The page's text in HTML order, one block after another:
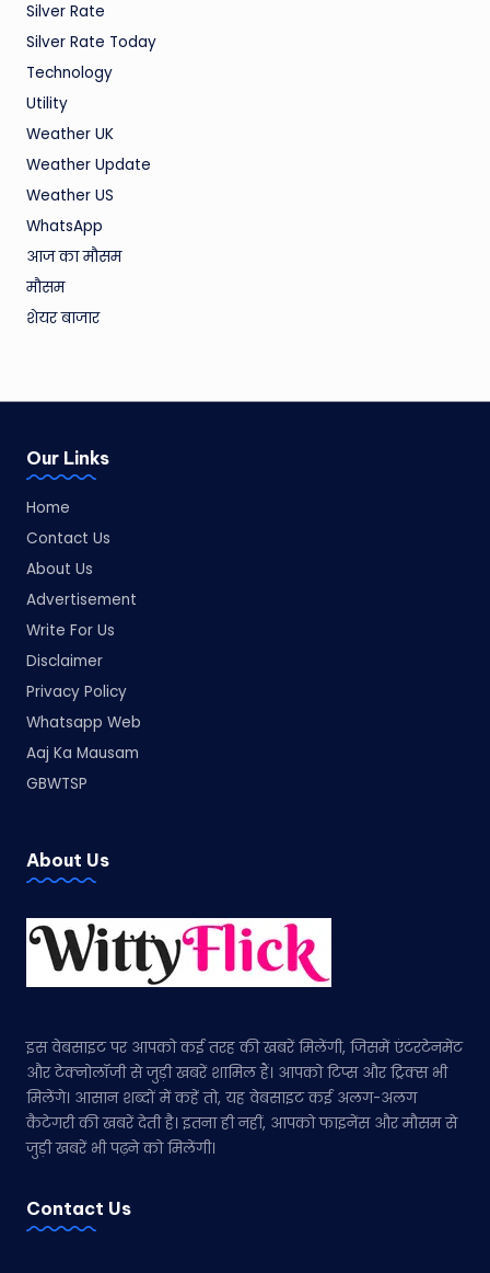
Silver Rate
Silver Rate Today
Technology
Utility
Weather UK
Weather Update
Weather US
WhatsApp
आज का मौसम
मौसम
शेयर बाजार
Our Links
Home
Contact Us
About Us
Advertisement
Write For Us
Disclaimer
Privacy Policy
Whatsapp Web
Aaj Ka Mausam
GBWTSP
About Us
इस वेबसाइट पर आपको कई तरह की खबरें मिलेंगी, जिसमें एंटरटेनमेंट
और टेक्नोलॉजी से जुड़ी खबरें शामिल हैं। आपको टिप्स और ट्रिक्स भी
मिलेंगे। आसान शब्दों में कहें तो, यह वेबसाइट कई अलग-अलग
कैटेगरी की खबरें देती है। इतना ही नहीं, आपको फाइनेंस और मौसम से
जुड़ी खबरें भी पढ़ने को मिलेंगी।
Contact Us